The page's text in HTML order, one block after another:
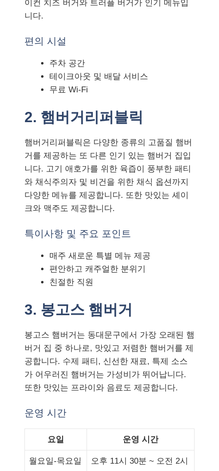
이컨 치즈 버거와 트러플 버거가 인기 메뉴입
니다.
편의 시설
주차 공간
테이크아웃 및 배달 서비스
무료 Wi-Fi
2. 햄버거리퍼블릭
햄버거리퍼블릭은 다양한 종류의 고품질 햄버
거를 제공하는 또 다른 인기 있는 햄버거 집입
니다. 고기 애호가를 위한 육즙이 풍부한 패티
와 채식주의자 및 비건을 위한 채식 옵션까지
다양한 메뉴를 제공합니다. 또한 맛있는 셰이
크와 맥주도 제공합니다.
특이사항 및 주요 포인트
매주 새로운 특별 메뉴 제공
편안하고 캐주얼한 분위기
친절한 직원
3. 봉고스 햄버거
봉고스 햄버거는 동대문구에서 가장 오래된 햄
버거 집 중 하나로, 맛있고 저렴한 햄버거를 제
공합니다. 수제 패티, 신선한 재료, 특제 소스
가 어우러진 햄버거는 가성비가 뛰어납니다.
또한 맛있는 프라이와 음료도 제공합니다.
운영 시간
요일 운영 시간
월요일-목요일 오후 11시 30분 ~ 오전 2시